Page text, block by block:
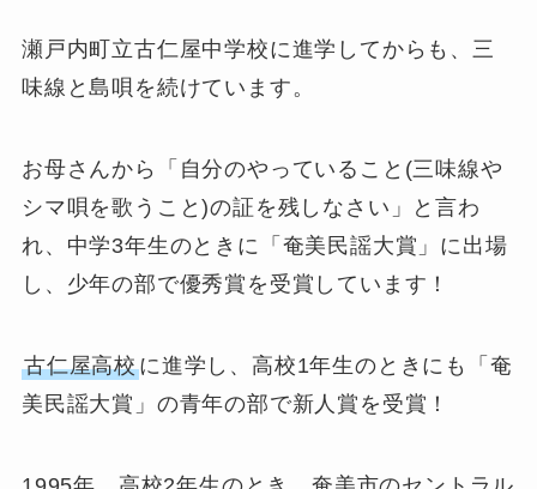
瀬戸内町立古仁屋中学校に進学してからも、三
味線と島唄を続けています。
お母さんから「自分のやっていること(三味線や
シマ唄を歌うこと)の証を残しなさい」と言わ
れ、中学3年生のときに「奄美民謡大賞」に出場
し、少年の部で優秀賞を受賞しています！
古仁屋高校に進学し、高校1年生のときにも「奄
美民謡大賞」の青年の部で新人賞を受賞！